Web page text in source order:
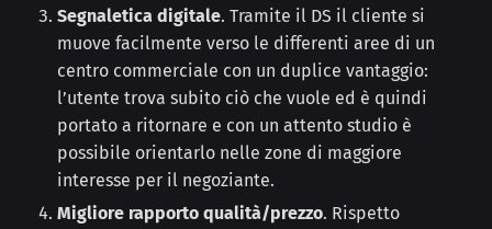
Segnaletica digitale. Tramite il DS il cliente si
muove facilmente verso le differenti aree di un
centro commerciale con un duplice vantaggio:
l’utente trova subito ciò che vuole ed è quindi
portato a ritornare e con un attento studio è
possibile orientarlo nelle zone di maggiore
interesse per il negoziante.
Migliore rapporto qualità/prezzo. Rispetto